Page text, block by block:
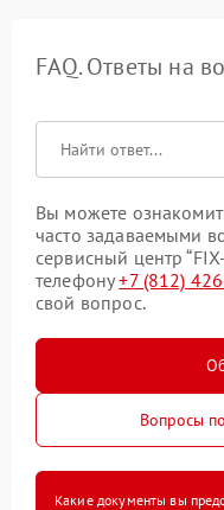
FAQ. Ответы на
Вы можете
часто задаваемыми
сервисный центр
телефону+7 (812)
свой вопрос.
Вопросы
Какие документы вы